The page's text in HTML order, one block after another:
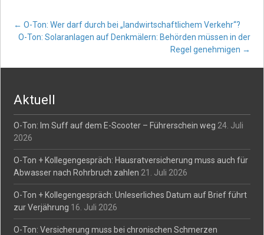
Post
navigation
← O-Ton: Wer darf durch bei „landwirtschaftlichem Verkehr“?
O-Ton: Solaranlagen auf Denkmälern: Behörden müssen in der
Regel genehmigen →
Aktuell
O-Ton: Im Suff auf dem E-Scooter – Führerschein weg 24. Juli
2026
O-Ton + Kollegengespräch: Hausratversicherung muss auch für
Abwasser nach Rohrbruch zahlen 21. Juli 2026
O-Ton + Kollegengespräch: Unleserliches Datum auf Brief führt
zur Verjährung 16. Juli 2026
O-Ton: Versicherung muss bei chronischen Schmerzen